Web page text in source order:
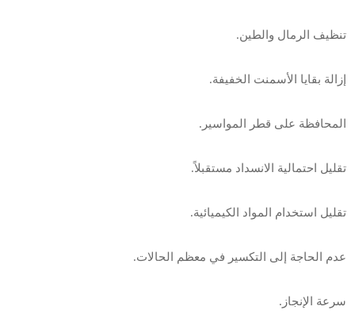
تنظيف الرمال والطين.
إزالة بقايا الأسمنت الخفيفة.
المحافظة على قطر المواسير.
تقليل احتمالية الانسداد مستقبلاً.
تقليل استخدام المواد الكيميائية.
عدم الحاجة إلى التكسير في معظم الحالات.
سرعة الإنجاز.